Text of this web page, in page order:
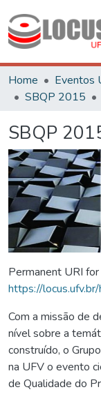
Home Eventos
SBQP 2015
SBQP
Permanent URI
https://
Com a missão de
nível sobre a
construído, o
na UFV o evento
de Qualidade do